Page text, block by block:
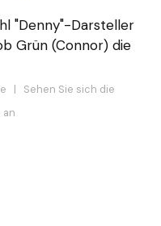
"Denny"-Darsteller
Grün (Connor) die
| Sehen Sie sich die